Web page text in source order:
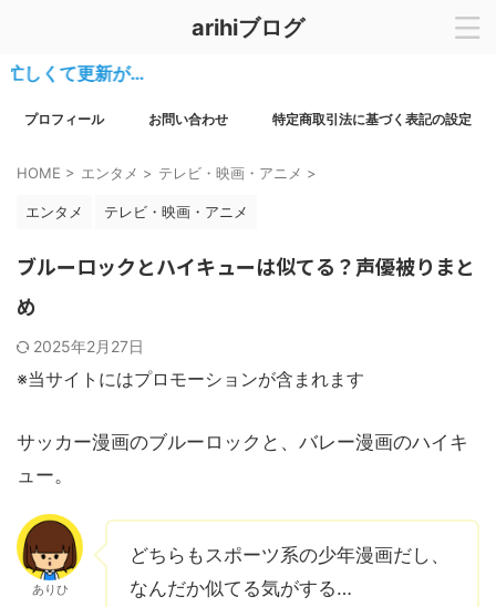
arihiブログ
て更新が…
プロフィール お問い合わせ 特定商取引法に基づく表記の設定
HOME > エンタメ > テレビ・映画・アニメ >
エンタメ テレビ・映画・アニメ
ブルーロックとハイキューは似てる？声優被りまと
め
2025年2月27日
※当サイトにはプロモーションが含まれます
サッカー漫画のブルーロックと、バレー漫画のハイキ
ュー。
ありひ
どちらもスポーツ系の少年漫画だし、
なんだか似てる気がする…